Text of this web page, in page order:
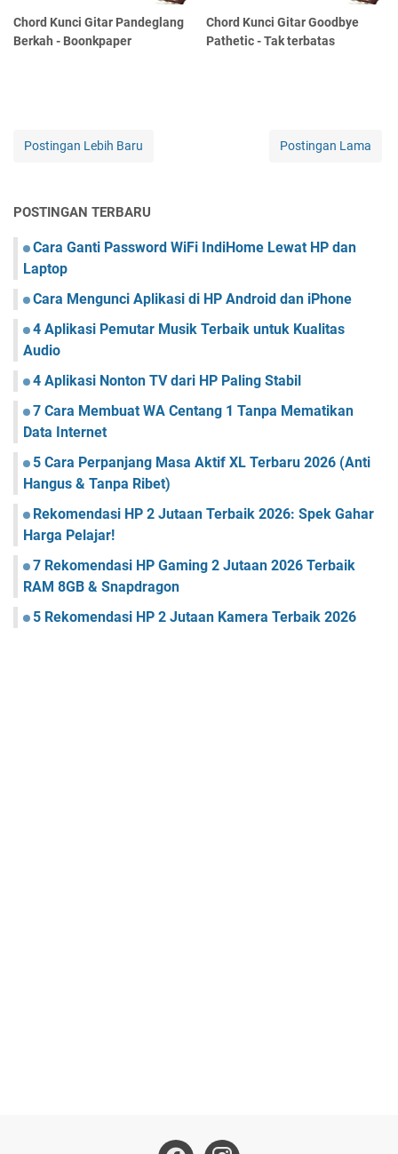
Chord Kunci Gitar Pandeglang
Berkah - Boonkpaper
Chord Kunci Gitar Goodbye
Pathetic - Tak terbatas
Postingan Lebih Baru Postingan Lama
POSTINGAN TERBARU
Cara Ganti Password WiFi IndiHome Lewat HP dan
Laptop
Cara Mengunci Aplikasi di HP Android dan iPhone
4 Aplikasi Pemutar Musik Terbaik untuk Kualitas
Audio
4 Aplikasi Nonton TV dari HP Paling Stabil
7 Cara Membuat WA Centang 1 Tanpa Mematikan
Data Internet
5 Cara Perpanjang Masa Aktif XL Terbaru 2026 (Anti
Hangus & Tanpa Ribet)
Rekomendasi HP 2 Jutaan Terbaik 2026: Spek Gahar
Harga Pelajar!
7 Rekomendasi HP Gaming 2 Jutaan 2026 Terbaik
RAM 8GB & Snapdragon
5 Rekomendasi HP 2 Jutaan Kamera Terbaik 2026